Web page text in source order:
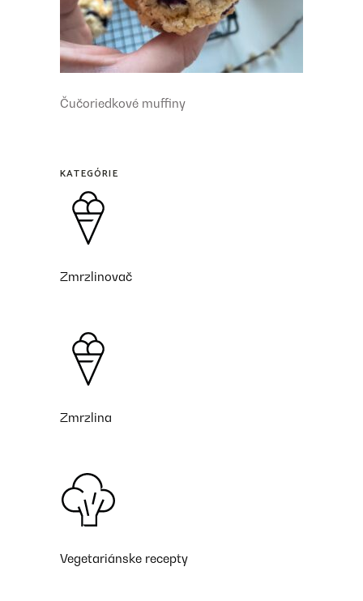
Čučoriedkové muffiny
KATEGÓRIE
Zmrzlinovač
Zmrzlina
Vegetariánske recepty